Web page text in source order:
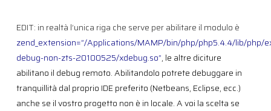
EDIT: in realtà l’unica riga che serve per abilitare il modulo è
zend_extension=”/Applications/MAMP/bin/php/php5.4.4/lib/php/
debug-non-zts-20100525/xdebug.so”, le altre diciture
abilitano il debug remoto. Abilitandolo potrete debuggare in
tranquillità dal proprio IDE preferito (Netbeans, Eclipse, ecc.)
anche se il vostro progetto non è in locale. A voi la scelta se